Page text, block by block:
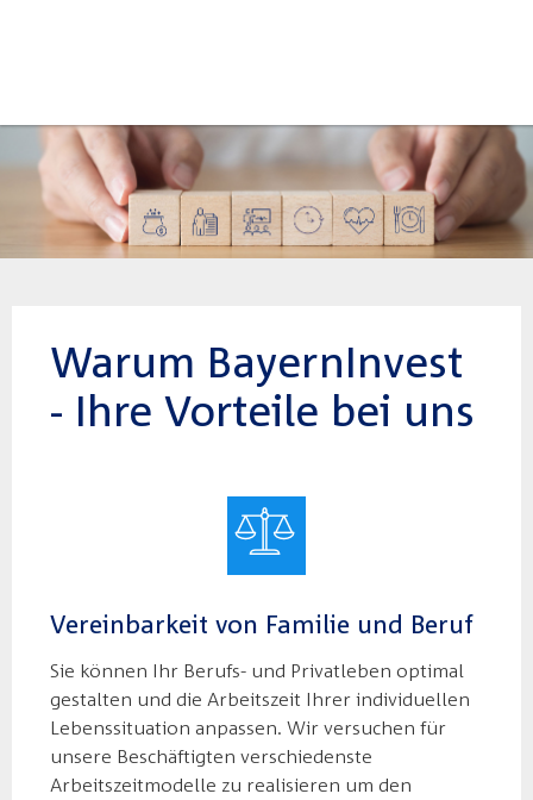
Warum BayernInvest
- Ihre Vorteile bei uns
Vereinbarkeit von Familie und Beruf
Sie können Ihr Berufs- und Privatleben optimal
gestalten und die Arbeitszeit Ihrer individuellen
Lebenssituation anpassen. Wir versuchen für
unsere Beschäftigten verschiedenste
Arbeitszeitmodelle zu realisieren um den